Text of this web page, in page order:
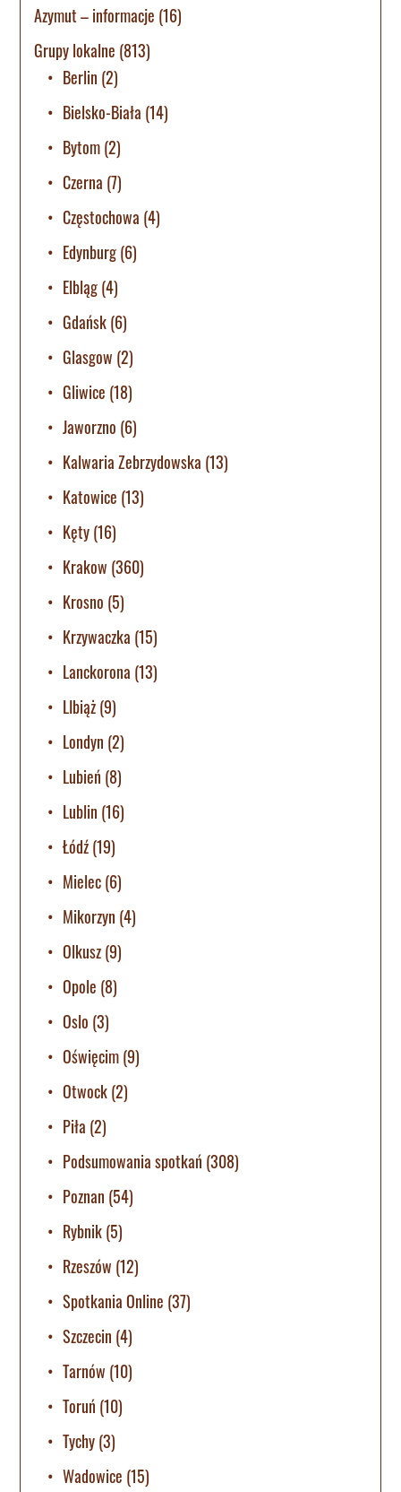
Azymut – informacje (16)
Grupy lokalne (813)
Berlin (2)
Bielsko-Biała (14)
Bytom(2)
Czerna (7)
Częstochowa (4)
Edynburg(6)
Elbląg(4)
Gdańsk(6)
Glasgow (2)
Gliwice (18)
Jaworzno (6)
Kalwaria Zebrzydowska (13)
Katowice (13)
Kęty(16)
Krakow (360)
Krosno (5)
Krzywaczka (15)
Lanckorona (13)
LIbiąż(9)
Londyn (2)
Lubień (8)
Lublin (16)
Łódź(19)
Mielec(6)
Mikorzyn (4)
Olkusz(9)
Opole (8)
Oslo (3)
Oświęcim(9)
Otwock(2)
Piła (2)
Podsumowania spotkań (308)
Poznan (54)
Rybnik(5)
Rzeszów (12)
Spotkania Online (37)
Szczecin (4)
Tarnów (10)
Toruń (10)
Tychy(3)
Wadowice (15)